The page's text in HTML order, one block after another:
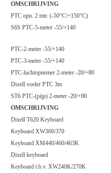
OMSCHRIJVING
PTC opn. 2 mtr. (-50°C/+150°C)
S6S PTC-5-meter -55/+140
PTC-2-meter -55/+140
PTC-3-meter -55/+140
PTC-luchtopnemer 2-meter -20/+80
Dixell voeler PTC 3m
ST6 PTC-(pijp) 2-meter -20/+80
OMSCHRIJVING
Dixell T620 Keyboard
Keyboard XW360/370
Keyboard XM440/460/463K
Dixell keyboard
Keyboard t.b.v. XW240K/270K